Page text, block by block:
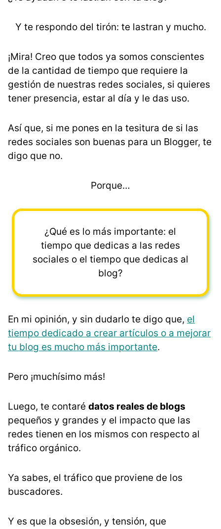
Y te respondo del tirón: te lastran y mucho.
¡Mira! Creo que todos ya somos conscientes
de la cantidad de tiempo que requiere la
gestión de nuestras redes sociales, si quieres
tener presencia, estar al día y le das uso.
Así que, si me pones en la tesitura de si las
redes sociales son buenas para un Blogger, te
digo que no.
Porque…
¿Qué es lo más importante: el
tiempo que dedicas a las redes
sociales o el tiempo que dedicas al
blog?
En mi opinión, y sin dudarlo te digo que, el
tiempo dedicado a crear artículos o a mejorar
tu blog es mucho más importante.
Pero ¡muchísimo más!
Luego, te contaré datos reales de blogs
pequeños y grandes y el impacto que las
redes tienen en los mismos con respecto al
tráfico orgánico.
Ya sabes, el tráfico que proviene de los
buscadores.
Y es que la obsesión, y tensión, que